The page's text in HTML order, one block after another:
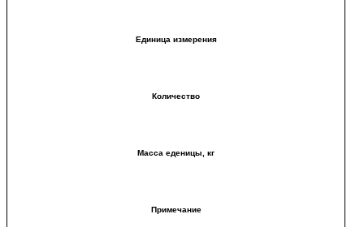
Единица измерения
Количество
Масса еденицы, кг
Примечание